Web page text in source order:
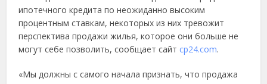
ипотечного кредита по неожиданно высоким
процентным ставкам, некоторых из них тревожит
перспектива продажи жилья, которое они больше не
могут себе позволить, сообщает сайт cp24.com.
«Мы должны с самого начала признать, что продажа